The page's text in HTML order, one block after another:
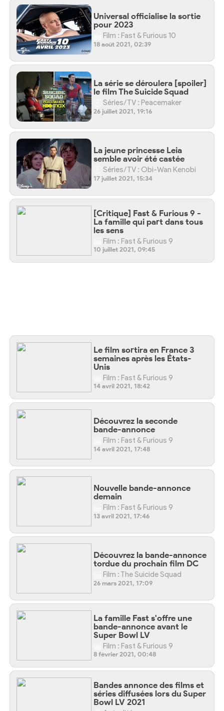
Universal officialise la sortie
pour 2023
Film : Fast & Furious 10
18 août 2021, 02:39
La série se déroulera [spoiler]
le film The Suicide Squad
Séries/TV : Peacemaker
26 juillet 2021, 19:16
La jeune princesse Leia
semble avoir été castée
Séries/TV : Obi-Wan Kenobi
17 juillet 2021, 15:34
[Critique] Fast & Furious 9 -
La famille qui part dans tous
les sens
Film : Fast & Furious 9
10 juillet 2021, 09:45
Le film sortira en France 3
semaines après les États-
Unis
Film : Fast & Furious 9
14 avril 2021, 18:42
Découvrez la seconde
bande-annonce
Film : Fast & Furious 9
14 avril 2021, 17:48
Nouvelle bande-annonce
demain
Film : Fast & Furious 9
13 avril 2021, 17:46
Découvrez la bande-annonce
tordue du prochain film DC
Film : The Suicide Squad
26 mars 2021, 17:09
La famille Fast s'offre une
bande-annonce avant le
Super Bowl LV
Film : Fast & Furious 9
8 février 2021, 00:48
Bandes annonce des films et
séries diffusées lors du Super
Bowl LV 2021